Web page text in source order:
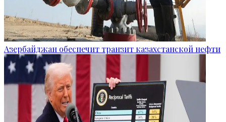
Азербайджан обеспечит транзит казахстанской нефти